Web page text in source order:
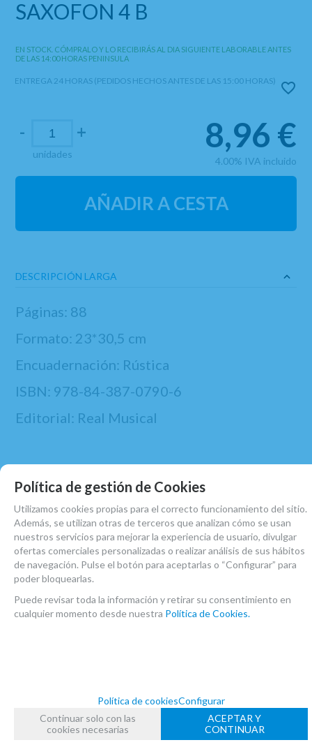
SAXOFON 4 B
EN STOCK. CÓMPRALO Y LO RECIBIRÁS AL DIA SIGUIENTE LABORABLE ANTES
DE LAS 14:00 HORAS PENINSULA
ENTREGA 24 HORAS (PEDIDOS HECHOS ANTES DE LAS 15:00 HORAS)
-
unidades
+ 8,96 €
4.00% IVA incluido
AÑADIR A CESTA
DESCRIPCIÓN LARGA
Páginas: 88
Formato: 23*30,5 cm
Encuadernación: Rústica
ISBN: 978-84-387-0790-6
Editorial: Real Musical
MARCA
REAL MUSICAL
FAMILIAS RELACIONADAS
PARTITURAS PARTITURAS SAXOFÓN
MÉTODOS SAXOFÓN
FECHA DE LANZAMIENTO
Miércoles, 16 Junio 2021
Política de gestión de Cookies
Utilizamos cookies propias para el correcto funcionamiento del sitio.
Además, se utilizan otras de terceros que analizan cómo se usan
nuestros servicios para mejorar la experiencia de usuario, divulgar
ofertas comerciales personalizadas o realizar análisis de sus hábitos
de navegación. Pulse el botón para aceptarlas o “Configurar” para
poder bloquearlas.
Puede revisar toda la información y retirar su consentimiento en
cualquier momento desde nuestra Política de Cookies.
Política de cookiesConfigurar
Continuar solo con las
cookies necesarias
ACEPTAR Y
CONTINUAR